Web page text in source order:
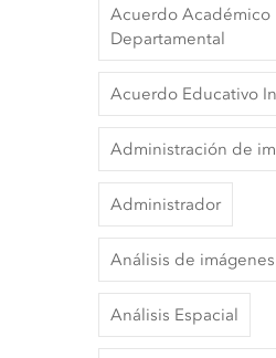
Acuerdo Académico
Departamental
Acuerdo Educativo
Administración de
Administrador
Análisis de
Análisis Espacial